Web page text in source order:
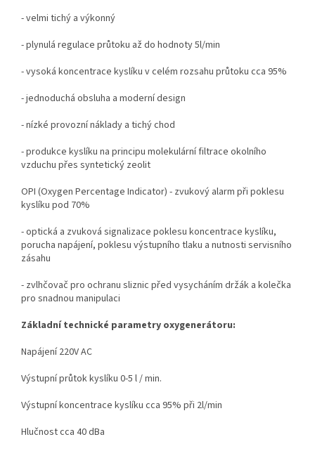
- velmi tichý a výkonný
- plynulá regulace průtoku až do hodnoty 5l/min
- vysoká koncentrace kyslíku v celém rozsahu průtoku cca 95%
- jednoduchá obsluha a moderní design
- nízké provozní náklady a tichý chod
- produkce kyslíku na principu molekulární filtrace okolního
vzduchu přes syntetický zeolit
OPI (Oxygen Percentage Indicator) - zvukový alarm při poklesu
kyslíku pod 70%
- optická a zvuková signalizace poklesu koncentrace kyslíku,
porucha napájení, poklesu výstupního tlaku a nutnosti servisního
zásahu
- zvlhčovač pro ochranu sliznic před vysycháním držák a kolečka
pro snadnou manipulaci
Základní technické parametry oxygenerátoru:
Napájení 220V AC
Výstupní průtok kyslíku 0-5 l / min.
Výstupní koncentrace kyslíku cca 95% při 2l/min
Hlučnost cca 40 dBa